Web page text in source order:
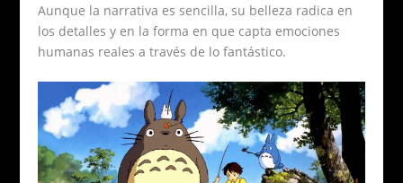
Aunque la narrativa es sencilla, su belleza radica en
los detalles y en la forma en que capta emociones
humanas reales a través de lo fantástico.